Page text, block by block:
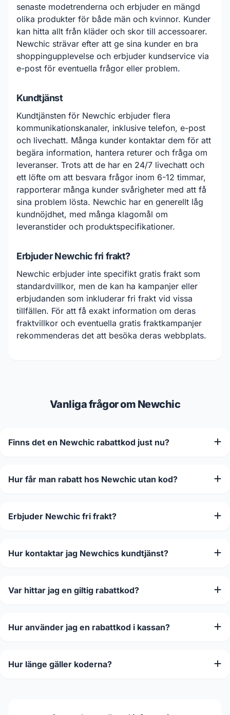
senaste modetrenderna och erbjuder en mängd
olika produkter för både män och kvinnor. Kunder
kan hitta allt från kläder och skor till accessoarer.
Newchic strävar efter att ge sina kunder en bra
shoppingupplevelse och erbjuder kundservice via
e-post för eventuella frågor eller problem.
Kundtjänst
Kundtjänsten för Newchic erbjuder flera
kommunikationskanaler, inklusive telefon, e-post
och livechatt. Många kunder kontaktar dem för att
begära information, hantera returer och fråga om
leveranser. Trots att de har en 24/7 livechatt och
ett löfte om att besvara frågor inom 6-12 timmar,
rapporterar många kunder svårigheter med att få
sina problem lösta. Newchic har en generellt låg
kundnöjdhet, med många klagomål om
leveranstider och produktspecifikationer.
Erbjuder Newchic fri frakt?
Newchic erbjuder inte specifikt gratis frakt som
standardvillkor, men de kan ha kampanjer eller
erbjudanden som inkluderar fri frakt vid vissa
tillfällen. För att få exakt information om deras
fraktvillkor och eventuella gratis fraktkampanjer
rekommenderas det att besöka deras webbplats.
Vanliga frågor om Newchic
Finns det en Newchic rabattkod just nu?
Hur får man rabatt hos Newchic utan kod?
Erbjuder Newchic fri frakt?
Hur kontaktar jag Newchics kundtjänst?
Var hittar jag en giltig rabattkod?
Hur använder jag en rabattkod i kassan?
Hur länge gäller koderna?